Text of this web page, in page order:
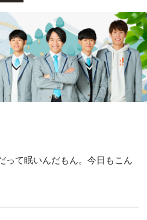
って眠いんだもん。今日もこん